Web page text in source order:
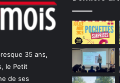
35 ans,
le Petit
de ses